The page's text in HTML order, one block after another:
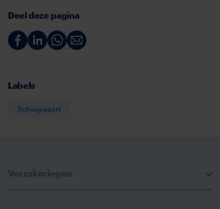
Deel deze pagina
Deel Deel Deel Deel
Labels
Scheepvaart
Verzekeringen